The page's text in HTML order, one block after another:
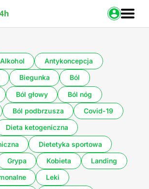
Zaloguj
Strona Główna
Portal zdrowia
Baza leków
Nasze usługi
Kontakt
Alkohol Antykoncepcja
Biegunka Ból
Ból głowy Ból nóg
Ból podbrzusza Covid-19
Dieta ketogeniczna
Dietetyka sportowa
Grypa Kobieta Landing
Leki